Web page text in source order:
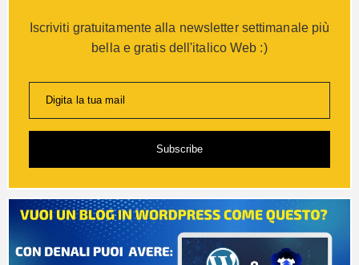
Iscriviti gratuitamente alla newsletter settimanale più
bella e gratis dell'italico Web :)
Digita la tua mail
Subscribe